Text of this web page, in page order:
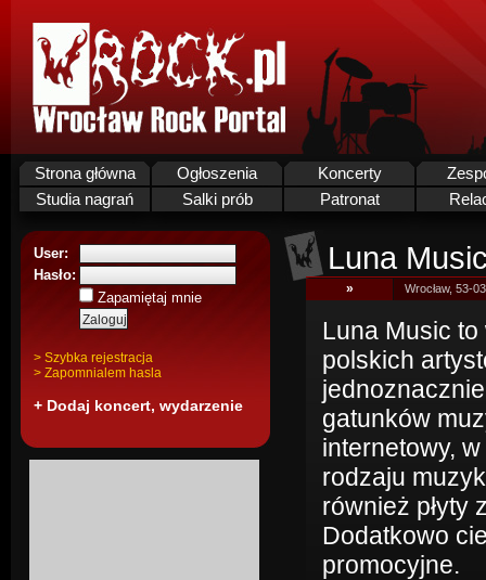
Strona główna Ogłoszenia Koncerty
Studia nagrań
Salki prób Patronat
User:
Hasło:
Zapamiętaj mnie
> Szybka rejestracja
> Zapomnialem hasla
+ Dodaj koncert, wydarzenie
Luna
» Wrocław, 53-
Luna Music
polskich
gatunków
internetowy,
rodzaju
również płyty
Dodatkowo
promocyjne.